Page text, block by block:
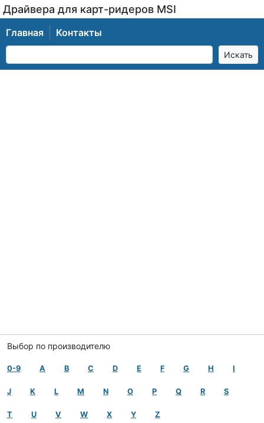
Драйвера для карт-ридеров MSI
Главная Контакты
Выбор по производителю
0-9 A B C D E F G H I
J K L M N O P Q R S
T U V W X Y Z